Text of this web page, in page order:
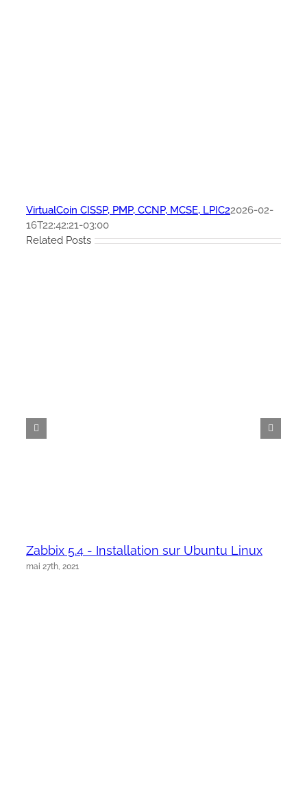
VirtualCoin CISSP, PMP, CCNP, MCSE, LPIC22026-02-
16T22:42:21-03:00
Related Posts
Zabbix 5.4 - Installation sur Ubuntu Linux
mai 27th, 2021